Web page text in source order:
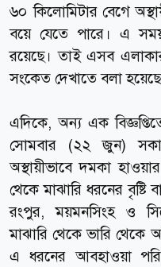
৬০ কিলোমিটার বেগে
বয়ে যেতে পারে। এ সময়
রয়েছে। তাই এসব
সংকেত দেখাতে বলা
এদিকে, অন্য এক
সোমবার (২২ জুন)
অস্থায়ীভাবে দমকা
থেকে মাঝারি ধরনের বৃষ্টি
রংপুর, ময়মনসিংহ ও
মাঝারি থেকে ভারি থেকে
এ ধরনের আবহাওয়া